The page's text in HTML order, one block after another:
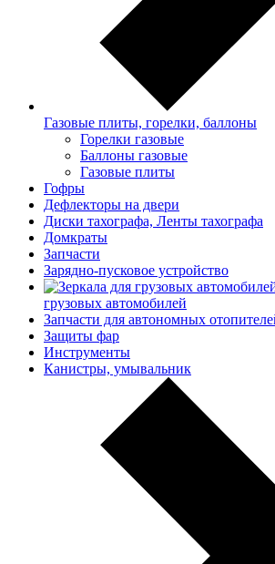
Газовые плиты, горелки, баллоны
Горелки газовые
Баллоны газовые
Газовые плиты
Гофры
Дефлекторы на двери
Диски тахографа, Ленты тахографа
Домкраты
Запчасти
Зарядно-пусковое устройство
грузовых автомобилей
Запчасти для автономных
Защиты фар
Инструменты
Канистры, умывальник